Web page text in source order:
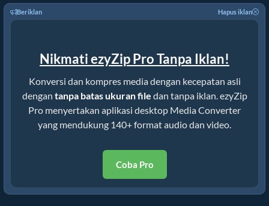
Beriklan Hapus iklan
Nikmati ezyZip Pro Tanpa Iklan!
Konversi dan kompres media dengan kecepatan asli
dengan tanpa batas ukuran file dan tanpa iklan. ezyZip
Pro menyertakan aplikasi desktop Media Converter
yang mendukung 140+ format audio dan video.
Coba Pro